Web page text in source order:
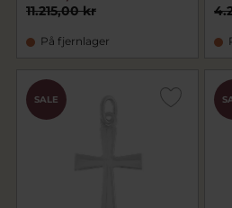
11.215,00 kr
På fjernlager
SALE